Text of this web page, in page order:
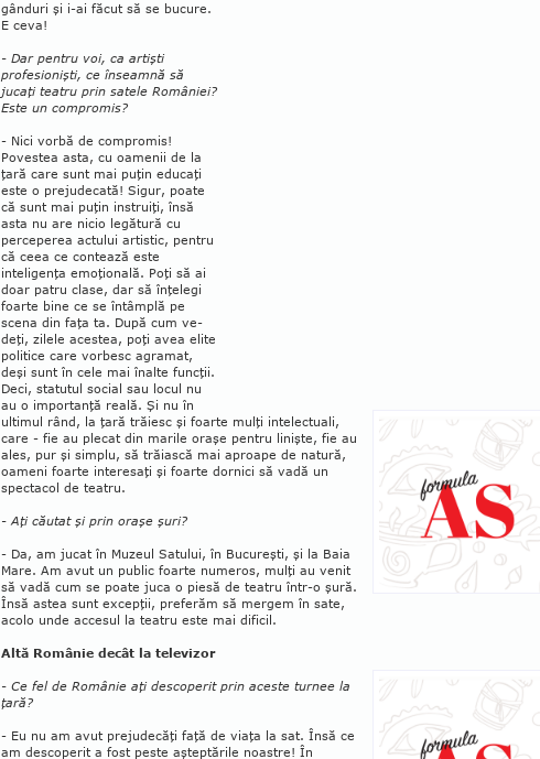
gânduri şi i-ai făcut să se bucure.
E ceva!
- Dar pentru voi, ca artişti
profesionişti, ce înseamnă să
jucaţi teatru prin satele Ro­mâ­niei?
Este un compromis?
- Nici vorbă de compromis!
Povestea asta, cu oamenii de la
ţară care sunt mai puţin edu­caţi
este o prejudecată! Sigur, poate
că sunt mai puţin instruiţi, însă
asta nu are nicio legătură cu
perceperea actului artistic, pentru
că ceea ce contează este
inteligenţa emoţională. Poţi să ai
doar patru clase, dar să înţelegi
foarte bine ce se întâmplă pe
scena din faţa ta. După cum ve­
deţi, zilele acestea, poţi avea elite
politice care vorbesc agramat,
deşi sunt în cele mai înal­te funcţii.
Deci, statutul social sau locul nu
au o im­portanţă reală. Şi nu în
ultimul rând, la ţară tră­iesc şi foarte mulţi intelectuali,
care - fie au plecat din marile oraşe pentru linişte, fie au
ales, pur şi simplu, să trăiască mai aproape de natură,
oameni foarte interesaţi şi foarte dornici să va­dă un
spectacol de teatru.
- Aţi căutat şi prin oraşe şuri?
- Da, am jucat în Muzeul Satului, în Bucu­reşti, şi la Baia
Mare. Am avut un public foarte numeros, mulţi au venit
să vadă cum se poate juca o piesă de teatru într-o şură.
Însă astea sunt excepţii, preferăm să mergem în sate,
acolo unde accesul la teatru este mai dificil.
Altă Românie decât la televizor
- Ce fel de Românie aţi descoperit prin aceste turnee la
ţară?
- Eu nu am avut prejudecăţi faţă de viaţa la sat. Însă ce
am descoperit a fost peste aşteptările noastre! În